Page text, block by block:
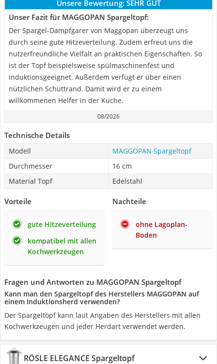
Unsere Bewertung: SEHR GUT
Unser Fazit für MAGGOPAN Spargeltopf:
Der Spargel-Dampfgarer von Maggopan überzeugt uns
durch seine gute Hitzeverteilung. Zudem erfreut uns die
nutzerfreundliche Vielfalt an praktischen Eigenschaften. So
ist der Topf beispielsweise spülmaschinenfest und
induktionsgeeignet. Außerdem verfügt er über einen
nützlichen Schüttrand. Damit wird er zu einem
willkommenen Helfer in der Küche.
08/2026
Technische Details
Modell
MAGGOPAN Spargeltopf
Durchmesser
16 cm
Material Topf
Edelstahl
Vorteile
gute Hitzeverteilung
kompatibel mit allen
Kochwerkzeugen
Nachteile
ohne Lagoplan-
Boden
Fragen und Antworten zu MAGGOPAN Spargeltopf
Kann man den Spargeltopf des Herstellers MAGGOPAN auf
einem Induktionsherd verwenden?
Der Spargeltopf kann laut Angaben des Herstellers mit allen
Kochwerkzeugen und jeder Herdart verwendet werden.
RÖSLE ELEGANCE Spargeltopf